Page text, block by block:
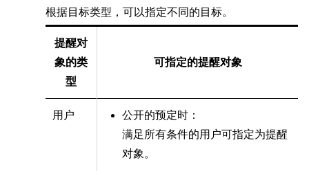
根据目标类型，可以指定不同的目标。
提醒对
象的类
型
可指定的提醒对象
用户
公开的预定时：
满足所有条件的用户可指定为提醒
对象。